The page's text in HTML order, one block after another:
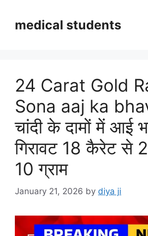
contentmedical students
24 Carat Gold
Sona aaj ka
चांदी के दामों में आई
गिरावट 18 कैरेट से
10 ग्राम
January 21, 2026 by diya ji